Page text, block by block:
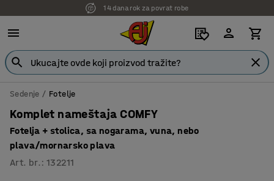
14 dana rok za povrat robe
Sedenje Fotelje
Komplet nameštaja COMFY
Fotelja + stolica, sa nogarama, vuna, nebo
plava/mornarsko plava
Art. br. :132211